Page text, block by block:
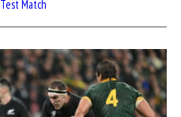
Test Match